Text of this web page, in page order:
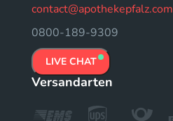
contact@apothekepfalz.com
0800-189-9309
LIVE CHAT
Versandarten